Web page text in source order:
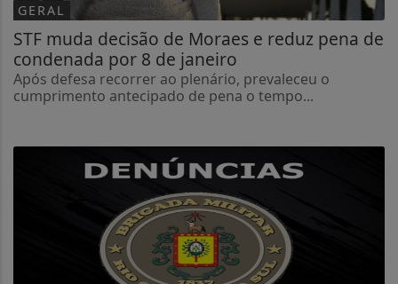
GERAL
STF muda decisão de Moraes e reduz pena de
condenada por 8 de janeiro
Após defesa recorrer ao plenário, prevaleceu o
cumprimento antecipado de pena o tempo...